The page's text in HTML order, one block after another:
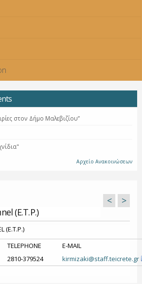
στον Δήμο Μαλεβιζίου”
Αρχείο Ανακοινώσεων
(E.T.P.)
< >
(E.T.P.)
TELEPHONE
E-MAIL
2810-379524 kirmizaki@staff.teicrete.gr